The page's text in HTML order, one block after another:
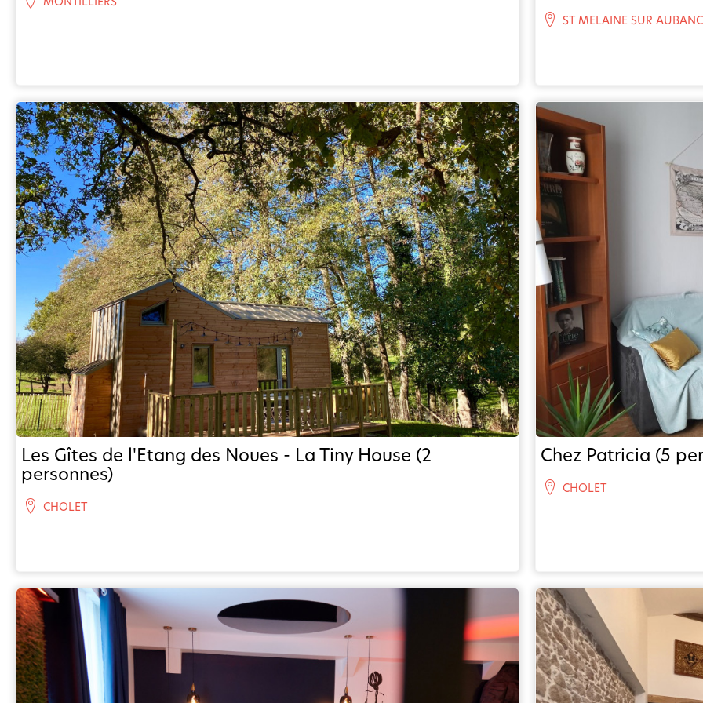
ST MELAINE SUR
Les Gîtes de l'Etang des Noues - La Tiny House (2
personnes)
CHOLET
Chez Patricia (5
CHOLET